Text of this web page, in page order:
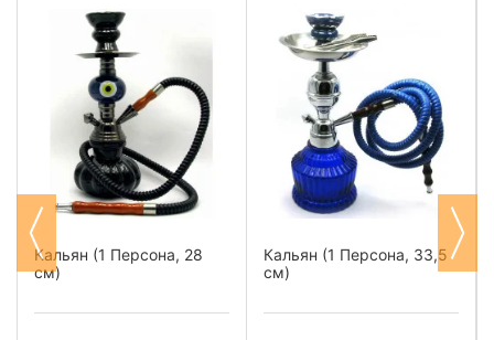
Кальян (1 Персона, 28
см)
Кальян (1 Персона, 33,5
см)